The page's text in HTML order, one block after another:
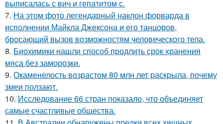
выписалась с вич и гепатитом с.
7. На этом фото легендарный наклон форварда в
исполнении Майкла Джексона и его танцоров,
бросающий вызов возможностям человеческого тела.
8. Биохимики нашли способ продлить срок хранения
мяса без заморозки.
9. Окаменелость возрастом 80 млн лет раскрыла, почему
змеи ползают.
10. Исследование 66 стран показало, что объединяет
самые счастливые общества.